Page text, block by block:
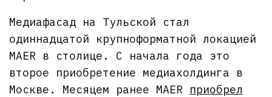
Медиафасад на Тульской стал
одиннадцатой крупноформатной локацией
MAER в столице. С начала года это
второе приобретение медиахолдинга в
Москве. Месяцем ранее MAER приобрел